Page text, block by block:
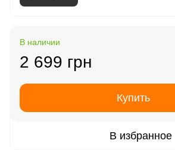
В наличии
2 699 грн
Купить
В избранное